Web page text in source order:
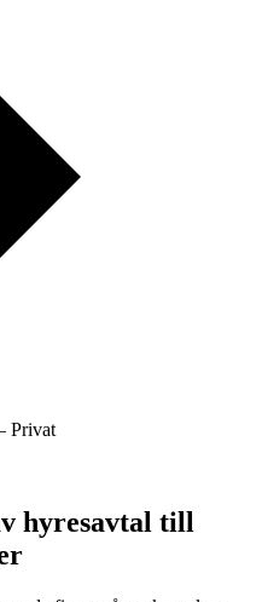
Privat
hyresavtal till